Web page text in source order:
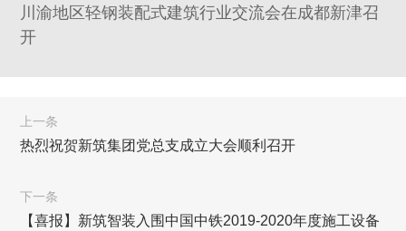
川渝地区轻钢装配式建筑行业交流会在成都新津召
开
上一条
热烈祝贺新筑集团党总支成立大会顺利召开
下一条
【喜报】新筑智装入围中国中铁2019-2020年度施工设备